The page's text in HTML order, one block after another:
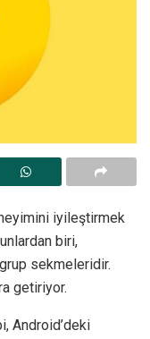
iyileştirmek
biri,
sekmeleridir.
getiriyor.
Android’deki